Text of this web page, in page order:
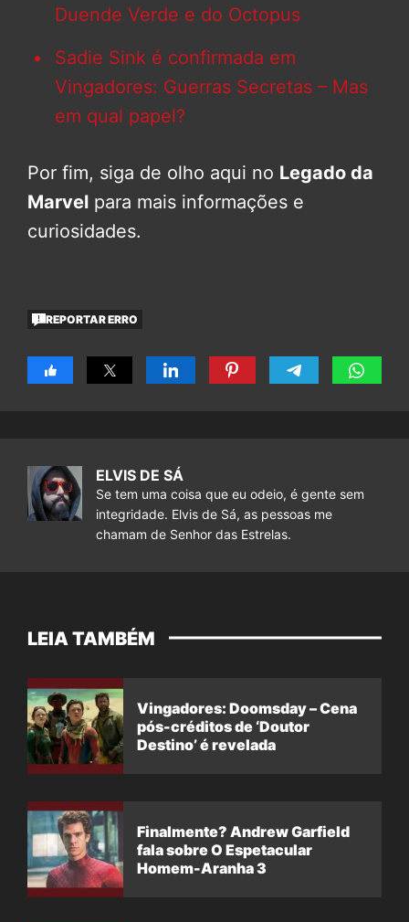
Duende Verde e do Octopus
Sadie Sink é confirmada em
Vingadores: Guerras Secretas – Mas
em qual papel?
Por fim, siga de olho aqui no Legado da
Marvel para mais informações e
curiosidades.
REPORTAR ERRO
ELVIS DE SÁ
Se tem uma coisa que eu odeio, é gente sem
integridade. Elvis de Sá, as pessoas me
chamam de Senhor das Estrelas.
LEIA TAMBÉM
Vingadores: Doomsday – Cena
pós-créditos de ‘Doutor
Destino’ é revelada
Finalmente? Andrew Garfield
fala sobre O Espetacular
Homem-Aranha 3